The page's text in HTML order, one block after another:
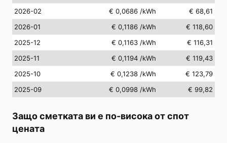
2026-02
€ 0,0686 /kWh
€ 68,61
2026-01
€ 0,1186 /kWh
€ 118,60
2025-12
€ 0,1163 /kWh
€ 116,31
2025-11
€ 0,1194 /kWh
€ 119,43
2025-10
€ 0,1238 /kWh
€ 123,79
2025-09
€ 0,0998 /kWh € 99,82
Защо сметката ви е по-висока от спот
цената